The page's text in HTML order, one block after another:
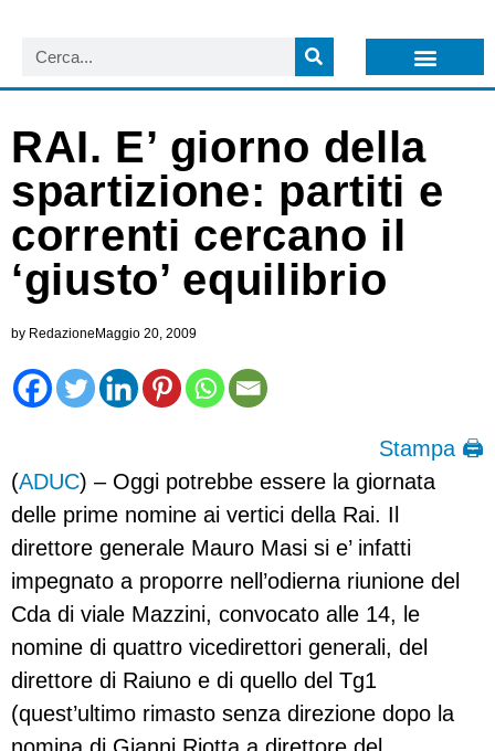
RAI. E’ giorno della
spartizione: partiti e
correnti cercano il
‘giusto’ equilibrio
by Redazione Maggio 20, 2009
Stampa 🖨
(ADUC) – Oggi potrebbe essere la giornata
delle prime nomine ai vertici della Rai. Il
direttore generale Mauro Masi si e’ infatti
impegnato a proporre nell’odierna riunione del
Cda di viale Mazzini, convocato alle 14, le
nomine di quattro vicedirettori generali, del
direttore di Raiuno e di quello del Tg1
(quest’ultimo rimasto senza direzione dopo la